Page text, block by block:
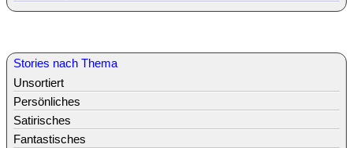
Stories nach Thema
Unsortiert
Persönliches
Satirisches
Fantastisches